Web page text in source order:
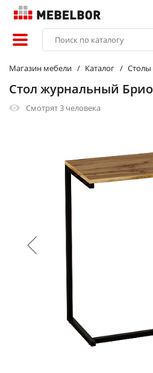
Магазин мебели Каталог Столы
Стол журнальный
Смотрят3 человека